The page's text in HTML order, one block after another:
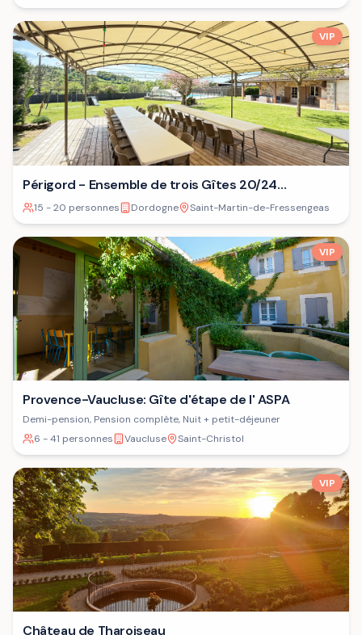
VIP
Périgord - Ensemble de trois Gîtes 20/24
personnes⁷
15 - 20 personnes Dordogne Saint-Martin-de-Fressengeas
VIP
Provence-Vaucluse: Gîte d'étape de l' ASPA
Demi-pension, Pension complète, Nuit + petit-déjeuner
6 - 41 personnes
Vaucluse Saint-Christol
VIP
Château de Tharoiseau